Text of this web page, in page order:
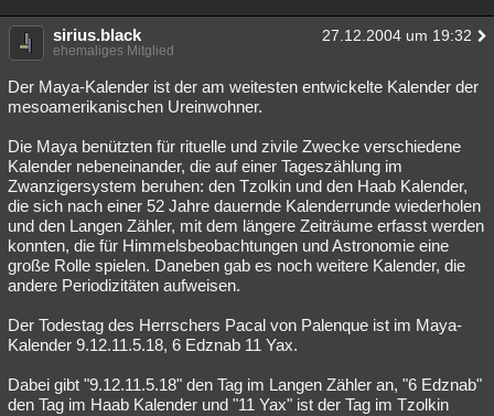
sirius.black 27.12.2004 um 19:32
ehemaliges Mitglied
Der Maya-Kalender ist der am weitesten entwickelte Kalender der
mesoamerikanischen Ureinwohner.
Die Maya benützten für rituelle und zivile Zwecke verschiedene
Kalender nebeneinander, die auf einer Tageszählung im
Zwanzigersystem beruhen: den Tzolkin und den Haab Kalender,
die sich nach einer 52 Jahre dauernde Kalenderrunde wiederholen
und den Langen Zähler, mit dem längere Zeiträume erfasst werden
konnten, die für Himmelsbeobachtungen und Astronomie eine
große Rolle spielen. Daneben gab es noch weitere Kalender, die
andere Periodizitäten aufweisen.
Der Todestag des Herrschers Pacal von Palenque ist im Maya-
Kalender 9.12.11.5.18, 6 Edznab 11 Yax.
Dabei gibt "9.12.11.5.18" den Tag im Langen Zähler an, "6 Edznab"
den Tag im Haab Kalender und "11 Yax" ist der Tag im Tzolkin